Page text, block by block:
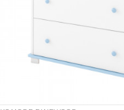
UPOREDI